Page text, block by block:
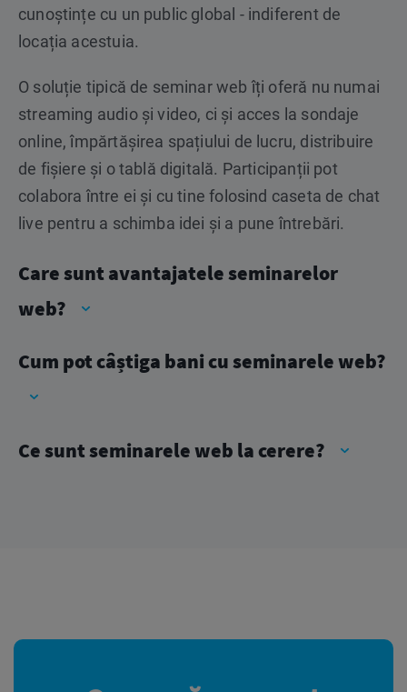
cunoștințe cu un public global - indiferent de
locația acestuia.
O soluție tipică de seminar web îți oferă nu numai
streaming audio și video, ci și acces la sondaje
online, împărtășirea spațiului de lucru, distribuire
de fișiere și o tablă digitală. Participanții pot
colabora între ei și cu tine folosind caseta de chat
live pentru a schimba idei și a pune întrebări.
Care sunt avantajatele seminarelor
web?
Cum pot câștiga bani cu seminarele web?
Ce sunt seminarele web la cerere?